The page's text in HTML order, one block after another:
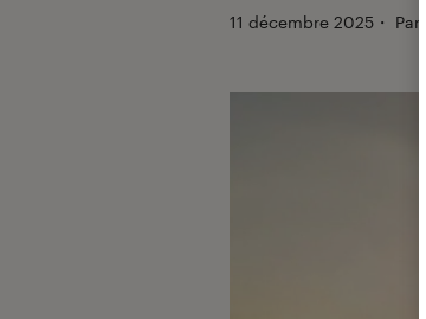
11 décembre 2025 ・ Par